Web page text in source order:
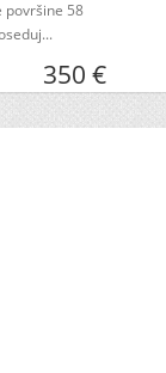
površine 58
350 €